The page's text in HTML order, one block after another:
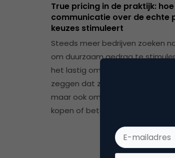
True pricing in de praktijk: hoe
communicatie over de echte
keuzes stimuleert
Steeds meer bedrijven zoeken
om duurzaam gedrag te
het lastig om consumenten niet
zeggen dat ze duurzaamheid
maar ook om daadwerkelijk
kopen of betalen.